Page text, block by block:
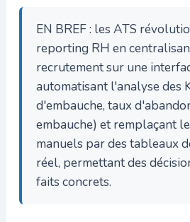
EN BREF : les ATS
reporting RH en
recrutement sur une
automatisant l'analyse des
d'embauche, taux
embauche) et remplaçant
manuels par des tableaux
réel, permettant des
faits concrets.